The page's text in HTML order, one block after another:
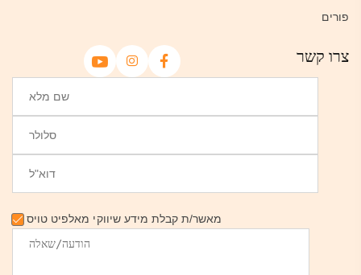
פורים
צרו קשר
מאשר/ת קבלת מידע שיווקי מאלפיט טויס